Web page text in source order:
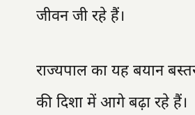
जीवन जी रहे हैं।
राज्यपाल का यह बयान
की दिशा में आगे बढ़ा रहे हैं।